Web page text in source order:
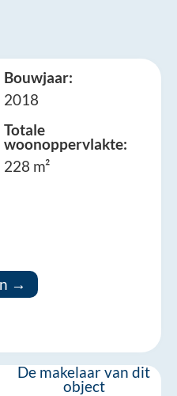
Bouwjaar:
2018
Totale
woonoppervlakte:
228 m²
→
De makelaar van dit
object